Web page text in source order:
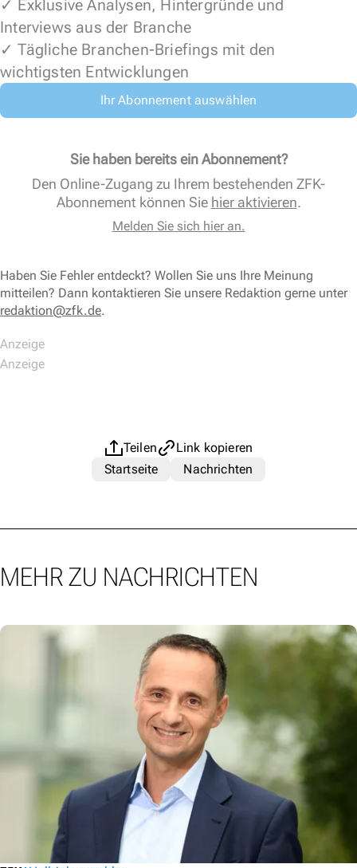
✓ Exklusive Analysen, Hintergründe und
Interviews aus der Branche
✓ Tägliche Branchen-Briefings mit den
wichtigsten Entwicklungen
Ihr Abonnement auswählen
Sie haben bereits ein Abonnement?
Den Online-Zugang zu Ihrem bestehenden ZFK-
Abonnement können Sie hier aktivieren.
Melden Sie sich hier an.
Haben Sie Fehler entdeckt? Wollen Sie uns Ihre Meinung
mitteilen? Dann kontaktieren Sie unsere Redaktion gerne unter
redaktion@zfk.de.
Teilen
Link kopieren
Startseite
Nachrichten
MEHR ZU NACHRICHTEN